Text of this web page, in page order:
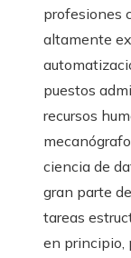
profesiones
altamente
puestos
recursos
ciencia de
gran parte
tareas
en principio,